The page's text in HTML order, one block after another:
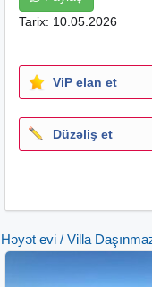
Tarix: 10.05.2026
ViP elan et
Düzəliş et
Həyət evi / Villa